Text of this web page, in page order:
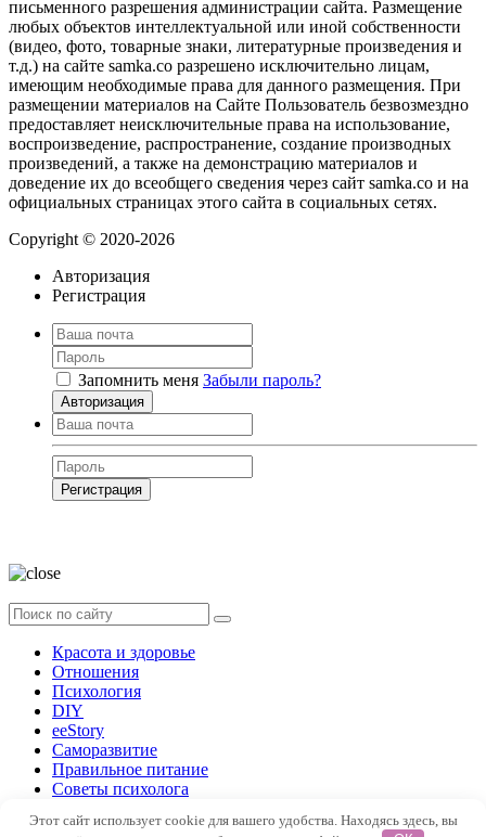
письменного разрешения администрации сайта. Размещение
любых объектов интеллектуальной или иной собственности
(видео, фото, товарные знаки, литературные произведения и
т.д.) на сайте samka.co разрешено исключительно лицам,
имеющим необходимые права для данного размещения. При
размещении материалов на Сайте Пользователь безвозмездно
предоставляет неисключительные права на использование,
воспроизведение, распространение, создание производных
произведений, а также на демонстрацию материалов и
доведение их до всеобщего сведения через сайт samka.co и на
официальных страницах этого сайта в социальных сетях.
Copyright © 2020-2026
Авторизация
Регистрация
Запомнить меня Забыли пароль?
Авторизация
Регистрация
Красота и здоровье
Отношения
Психология
DIY
ееStory
Саморазвитие
Правильное питание
Советы психолога
Этот сайт использует cookie для вашего удобства. Находясь здесь, вы